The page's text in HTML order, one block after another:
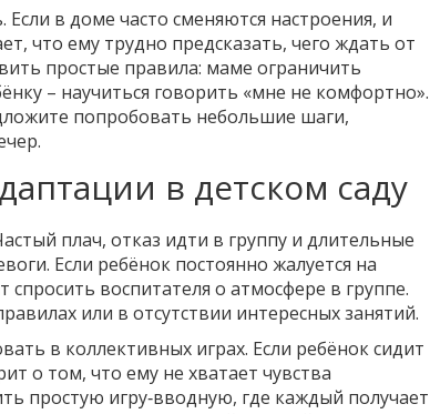
в доме часто сменяются настроения, и
что ему трудно предсказать, чего ждать от
простые правила: маме ограничить
– научиться говорить «мне не комфортно».
попробовать небольшие шаги,
в детском саду
плач, отказ идти в группу и длительные
Если ребёнок постоянно жалуется на
спросить воспитателя о атмосфере в группе.
или в отсутствии интересных занятий.
в коллективных играх. Если ребёнок сидит
о том, что ему не хватает чувства
простую игру‑вводную, где каждый получает